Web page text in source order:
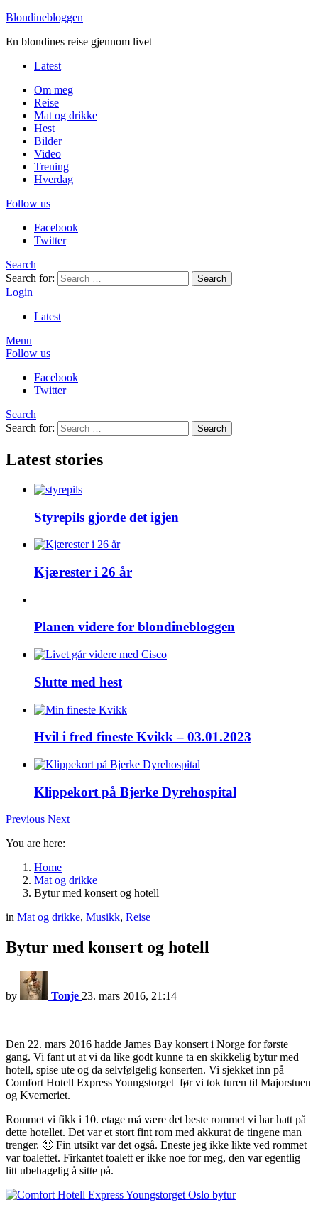
Blondinebloggen
En blondines reise gjennom livet
Latest
Om meg
Reise
Mat og drikke
Hest
Bilder
Video
Trening
Hverdag
Follow us
Facebook
Twitter
Search
Search for:
Search
Login
Latest
Menu
Follow us
Facebook
Twitter
Search
Search for:
Search
Latest stories
Styrepils gjorde det igjen
Kjærester i 26 år
Planen videre for blondinebloggen
Slutte med hest
Hvil i fred fineste Kvikk – 03.01.2023
Klippekort på Bjerke Dyrehospital
Previous Next
You are here:
Home
Mat og drikke
Bytur med konsert og hotell
in Mat og drikke, Musikk, Reise
Bytur med konsert og hotell
by Tonje 23. mars 2016, 21:14
Den 22. mars 2016 hadde James Bay konsert i Norge for første
gang. Vi fant ut at vi da like godt kunne ta en skikkelig bytur med
hotell, spise ute og da selvfølgelig konserten. Vi sjekket inn på
Comfort Hotell Express Youngstorget før vi tok turen til Majorstuen
og Kverneriet.
Rommet vi fikk i 10. etage må være det beste rommet vi har hatt på
dette hotellet. Det var et stort fint rom med akkurat de tingene man
trenger. 🙂 Fin utsikt var det også. Eneste jeg ikke likte ved rommet
var toalettet. Firkantet toalett er ikke noe for meg, den var egentlig
litt ubehagelig å sitte på.